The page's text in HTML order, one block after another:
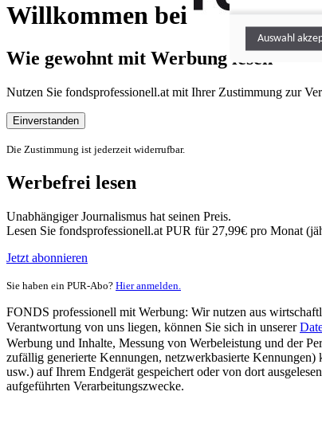
Willkommen bei
Wie gewohnt mit Werbung lesen
Nutzen Sie fondsprofessionell.at mit Ihrer Zustimmung zur
Einverstanden
Die Zustimmung ist jederzeit widerrufbar.
Werbefrei lesen
Unabhängiger Journalismus hat seinen Preis.
Lesen Sie fondsprofessionell.at PUR für 27,99€ pro Monat
Jetzt abonnieren
Sie haben ein PUR-Abo? Hier anmelden.
FONDS professionell mit Werbung: Wir nutzen aus
Verantwortung von uns liegen, können Sie sich in unserer
Werbung und Inhalte, Messung von Werbeleistung und der
zufällig generierte Kennungen, netzwerkbasierte
usw.) auf Ihrem Endgerät gespeichert oder von dort
aufgeführten Verarbeitungszwecke.
Auswahl